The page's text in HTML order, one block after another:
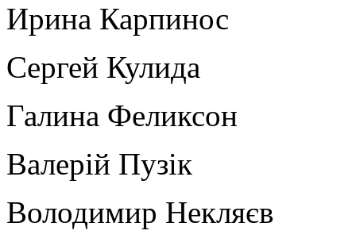
Ирина Карпинос
Сергей Кулида
Галина Феликсон
Валерій Пузік
Володимир Некляєв